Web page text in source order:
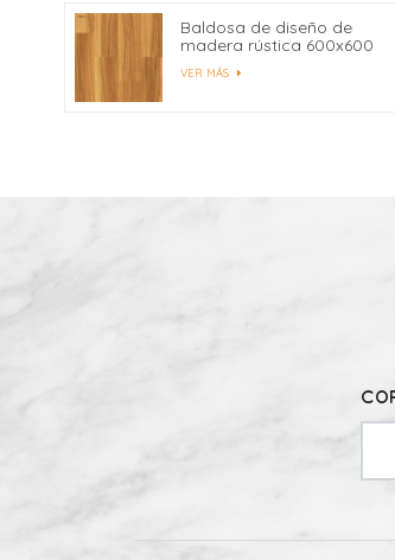
Baldosa de diseño de
madera rústica 600x600
Fabricantes China
VER MÁS